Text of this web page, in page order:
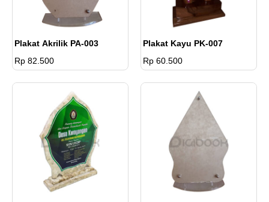
Plakat Akrilik PA-003
Rp 82.500
Plakat Kayu PK-007
Rp 60.500